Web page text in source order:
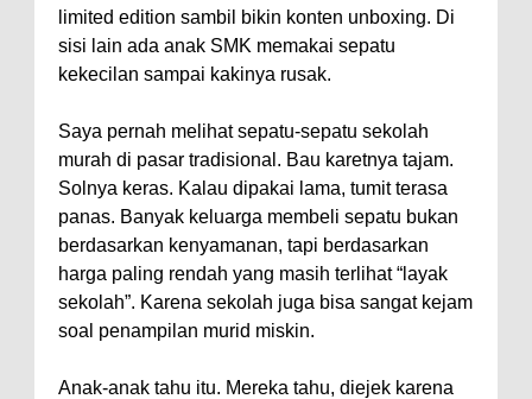
limited edition sambil bikin konten unboxing. Di
sisi lain ada anak SMK memakai sepatu
kekecilan sampai kakinya rusak.
Saya pernah melihat sepatu-sepatu sekolah
murah di pasar tradisional. Bau karetnya tajam.
Solnya keras. Kalau dipakai lama, tumit terasa
panas. Banyak keluarga membeli sepatu bukan
berdasarkan kenyamanan, tapi berdasarkan
harga paling rendah yang masih terlihat “layak
sekolah”. Karena sekolah juga bisa sangat kejam
soal penampilan murid miskin.
Anak-anak tahu itu. Mereka tahu, diejek karena